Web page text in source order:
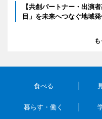
【共創パートナー・出演
目」を未来へつなぐ地域
食べる
暮らす・働く